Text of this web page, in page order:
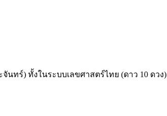
จันทร์) ทั้งในระบบเลขศาสตร์ไทย (ดาว 10 ดวง)